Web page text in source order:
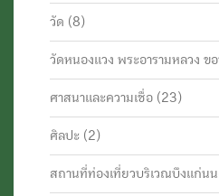
วัด (8)
วัดหนองแวง พระอารามหลวง ข
ศาสนาและความเชื่อ (23)
ศิลปะ (2)
สถานที่ท่องเที่ยวบริเวณบึงแก่น